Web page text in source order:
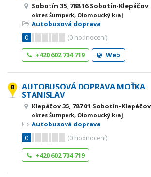
Sobotín 35, 788 16 Sobotín-Klepáčov
okres Šumperk, Olomoucký kraj
Autobusová doprava
0
(0 hodnocení)
+420 602 704 719
Web
AUTOBUSOVÁ DOPRAVA MOŤKA
STANISLAV
Klepáčov 35, 787 01 Sobotín-Klepáčov
okres Šumperk, Olomoucký kraj
Autobusová doprava
0
(0 hodnocení)
+420 602 704 719